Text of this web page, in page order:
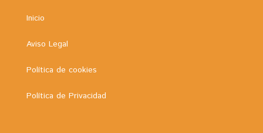
Inicio
Aviso Legal
Política de cookies
Política de Privacidad